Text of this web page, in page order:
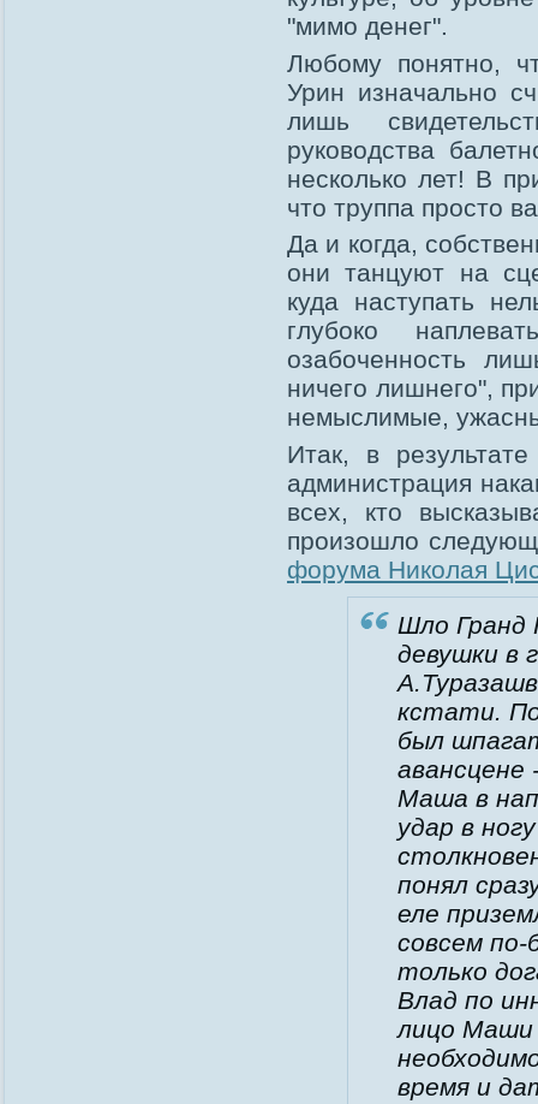
"мимо денег".
Любому понятно,
Урин изначально
лишь
руководства
несколько лет! В
что труппа просто
Да и когда,
они танцуют на
куда наступать
глубоко
озабоченность
ничего лишнего",
немыслимые,
Итак, в
администрация
всех, кто
произошло
форума Николая
Шло Гранд
девушки в
кстати.
был
Маша в
удар в
понял
еле
совсем
только
Влад по
лицо Маши
время и